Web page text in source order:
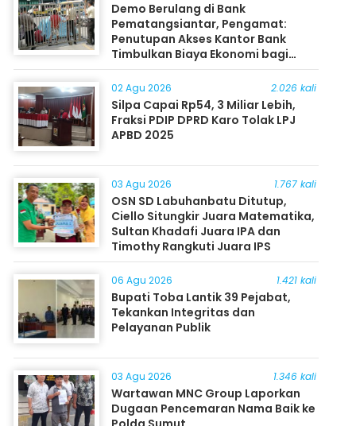
Demo Berulang di Bank
Pematangsiantar, Pengamat:
Penutupan Akses Kantor Bank
Timbulkan Biaya Ekonomi bagi
Masyarakat
02 Agu 2026 2.026 kali
Silpa Capai Rp54, 3 Miliar Lebih,
Fraksi PDIP DPRD Karo Tolak LPJ
APBD 2025
03 Agu 2026 1.767 kali
OSN SD Labuhanbatu Ditutup,
Ciello Situngkir Juara Matematika,
Sultan Khadafi Juara IPA dan
Timothy Rangkuti Juara IPS
06 Agu 2026 1.421 kali
Bupati Toba Lantik 39 Pejabat,
Tekankan Integritas dan
Pelayanan Publik
03 Agu 2026 1.346 kali
Wartawan MNC Group Laporkan
Dugaan Pencemaran Nama Baik ke